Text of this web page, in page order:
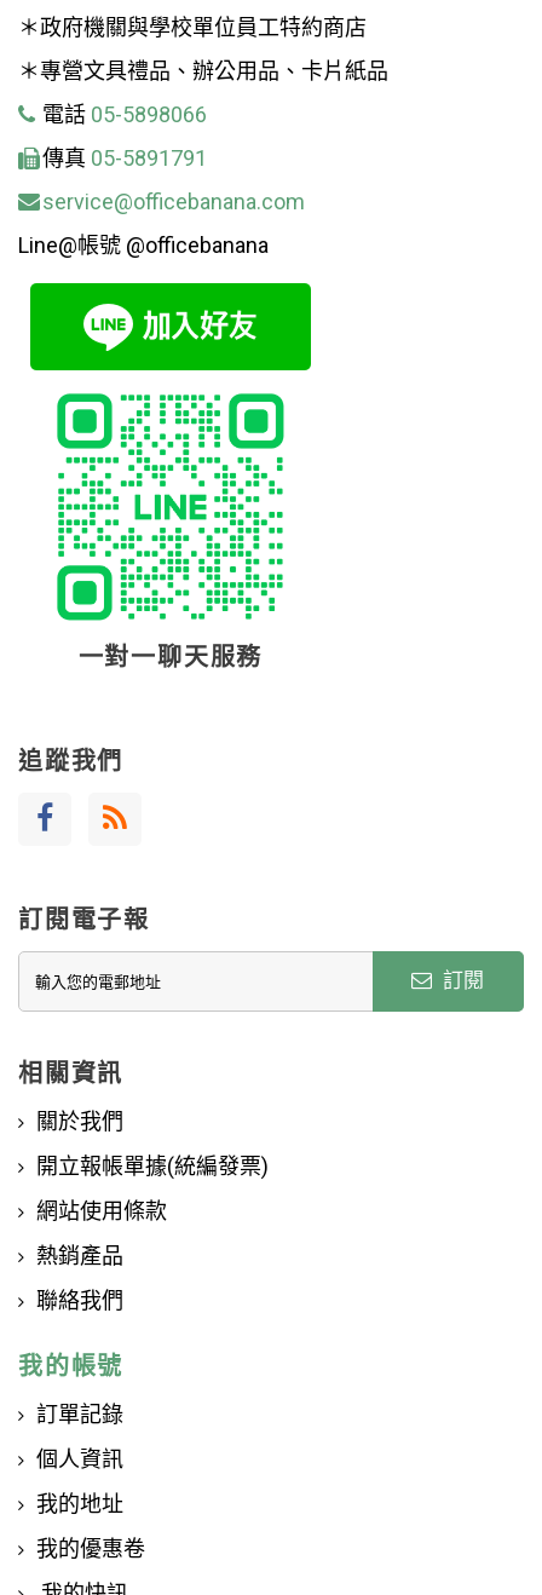
＊政府機關與學校單位員工特約商店
＊專營文具禮品、辦公用品、卡片紙品
電話 05-5898066
傳真 05-5891791
service@officebanana.com
Line@帳號 @officebanana
一對一聊天服務
追蹤我們
訂閱電子報
訂閱
相關資訊
關於我們
開立報帳單據(統編發票)
網站使用條款
熱銷產品
聯絡我們
我的帳號
訂單記錄
個人資訊
我的地址
我的優惠卷